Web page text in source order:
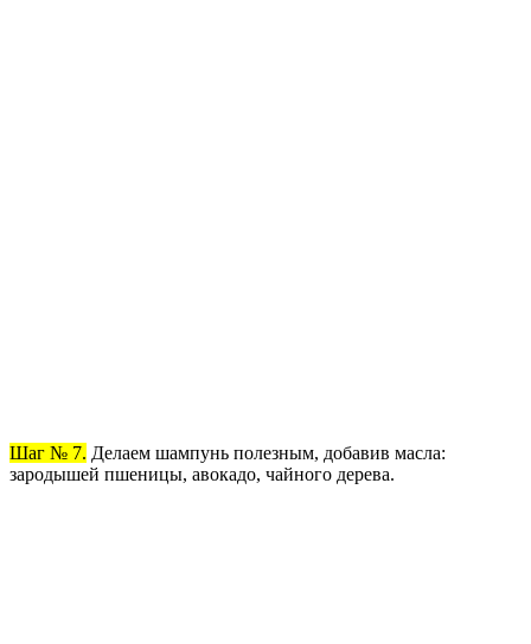
Шаг № 7. Делаем шампунь полезным, добавив масла:
зародышей пшеницы, авокадо, чайного дерева.